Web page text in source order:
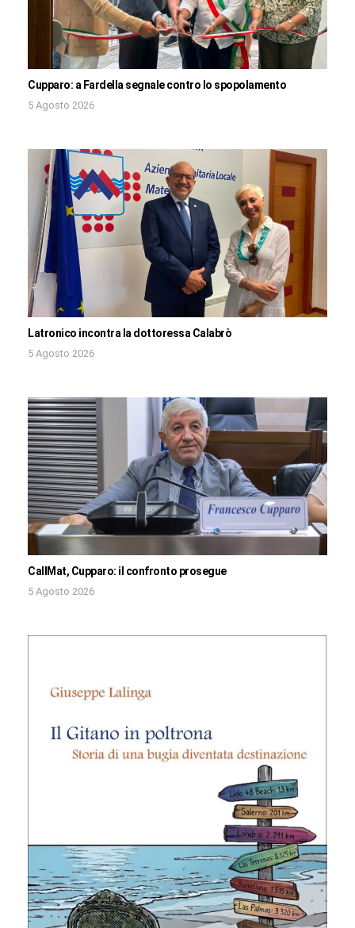
Cupparo: a Fardella segnale contro lo spopolamento
5 Agosto 2026
Latronico incontra la dottoressa Calabrò
5 Agosto 2026
CallMat, Cupparo: il confronto prosegue
5 Agosto 2026